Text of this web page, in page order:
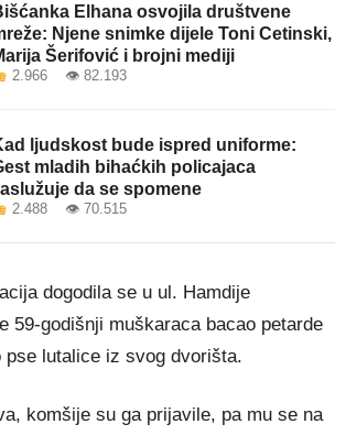
Elhana osvojila društvene
Njene snimke dijele Toni Cetinski,
Šerifović i brojni mediji
2.966 👁 82.193
ljudskost bude ispred uniforme:
mladih bihaćkih policajaca
da se spomene
2.488 👁 70.515
dogodila se u ul. Hamdije
59-godišnji muškaraca bacao petarde
pse lutalice iz svog dvorišta.
komšije su ga prijavile, pa mu se na